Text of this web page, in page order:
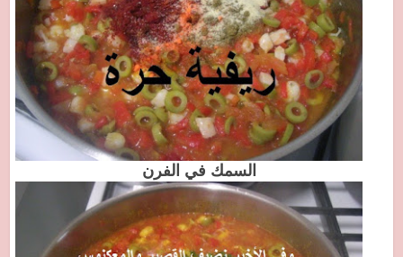
السمك في الفرن